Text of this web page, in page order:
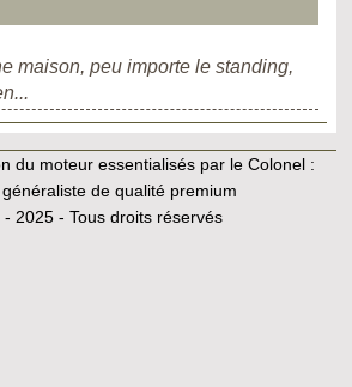
maison, peu importe le standing,
du moteur essentialisés par le Colonel :
de qualité premium
2025 - Tous droits réservés